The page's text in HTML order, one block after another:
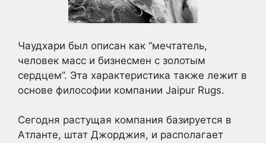
Чаудхари был описан как “мечтатель,
человек масс и бизнесмен с золотым
сердцем”. Эта характеристика также лежит в
основе философии компании Jaipur Rugs.
Сегодня растущая компания базируется в
Атланте, штат Джорджия, и располагает